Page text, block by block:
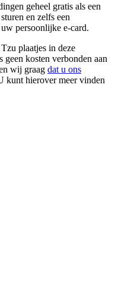
geheel gratis als een
en zelfs een
persoonlijke e-card.
plaatjes in deze
kosten verbonden aan
wij graag dat u ons
kunt hierover meer vinden